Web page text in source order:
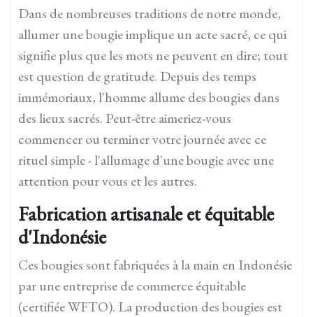
Dans de nombreuses traditions de notre monde,
allumer une bougie implique un acte sacré, ce qui
signifie plus que les mots ne peuvent en dire; tout
est question de gratitude. Depuis des temps
immémoriaux, l'homme allume des bougies dans
des lieux sacrés. Peut-être aimeriez-vous
commencer ou terminer votre journée avec ce
rituel simple - l'allumage d'une bougie avec une
attention pour vous et les autres.
Fabrication artisanale et équitable
d'Indonésie
Ces bougies sont fabriquées à la main en Indonésie
par une entreprise de commerce équitable
(certifiée WFTO). La production des bougies est